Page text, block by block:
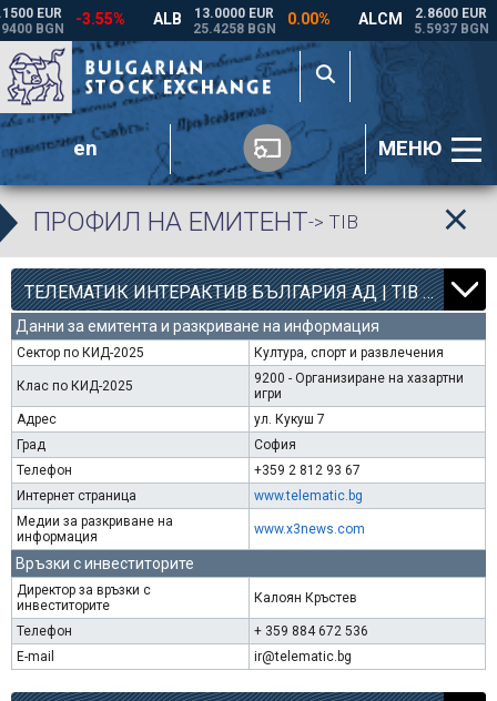
en МЕНЮ
ПРОФИЛ НА ЕМИТЕНТ-> TIB
ТЕЛЕМАТИК ИНТЕРАКТИВ БЪЛГАРИЯ АД | TIB | 12
Данни за емитента и разкриване на информация
Сектор по КИД-2025 Култура, спорт и развлечения
Клас по КИД-2025
9200 - Организиране на хазартни
игри
Адрес
ул. Кукуш 7
Град
София
Телефон
+359 2 812 93 67
Интернет страница
www.telematic.bg
Медии за разкриване на
информация
www.x3news.com
Връзки с инвеститорите
Директор за връзки с
инвеститорите
Калоян Кръстев
Телефон
+ 359 884 672 536
E-mail
ir@telematic.bg